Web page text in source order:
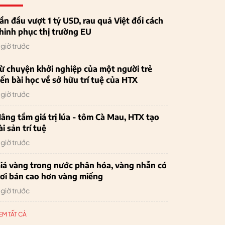
đầu vượt 1 tỷ USD, rau quả Việt đổi cách
phục thị trường EU
trước
chuyện khởi nghiệp của một người trẻ
bài học về sở hữu trí tuệ của HTX
trước
tầm giá trị lúa - tôm Cà Mau, HTX tạo
sản trí tuệ
trước
vàng trong nước phân hóa, vàng nhẫn có
bán cao hơn vàng miếng
trước
TẤT CẢ